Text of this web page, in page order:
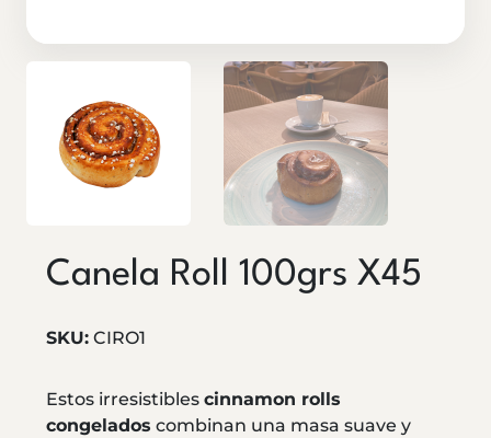
Canela Roll 100grs X45
SKU: CIRO1
Estos irresistibles cinnamon rolls
congelados combinan una masa suave y